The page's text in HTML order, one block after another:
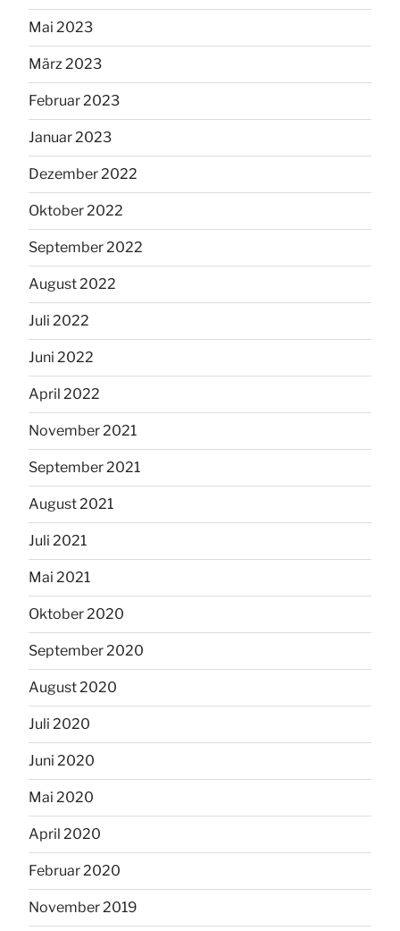
Mai 2023
März 2023
Februar 2023
Januar 2023
Dezember 2022
Oktober 2022
September 2022
August 2022
Juli 2022
Juni 2022
April 2022
November 2021
September 2021
August 2021
Juli 2021
Mai 2021
Oktober 2020
September 2020
August 2020
Juli 2020
Juni 2020
Mai 2020
April 2020
Februar 2020
November 2019